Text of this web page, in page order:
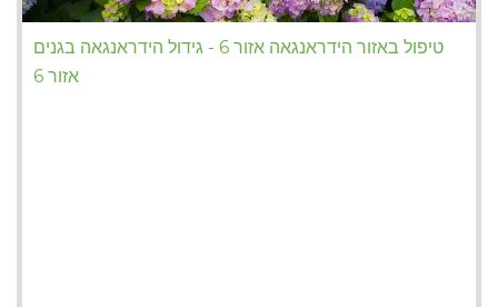
טיפול באזור הידראנגאה אזור 6 - גידול הידראנגאה בגנים
אזור 6